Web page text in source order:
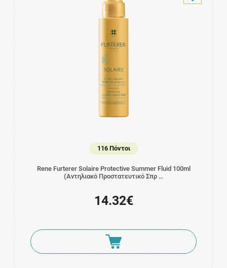
116 Πόντοι
Rene Furterer Solaire Protective Summer Fluid 100ml
(Αντηλιακό Προστατευτικό Σπρ …
14.32€